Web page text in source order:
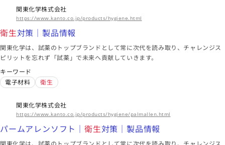
食品包装材｜製品情報｜日本バイリーン株式会社
食品包装材｜製品情報｜日本バイリーン株式会社
機械 アパレル 生活用品
海外拠点
アジア、ヨーロッパ、北米
東京都
関東化学株式会社
す。当社で取り扱っている、食の安全管理に役立つ製品をご紹
介します。
関東化学株式会社
https://www.kanto.co.jp/products/hygiene.html
衛生対策｜製品情報
関東化学は、試薬のトップブランドとして常に次代を読み取り、チャレンジス
ピリットを忘れず「試薬」で未来へ貢献していきます。
キーワード
電子材料
衛生
関東化学株式会社
https://www.kanto.co.jp/products/hygiene/palmallen.html
パームアレンソフト｜ 衛生対策｜製品情報
関東化学は、試薬のトップブランドとして常に次代を読み取り、チャレンジス